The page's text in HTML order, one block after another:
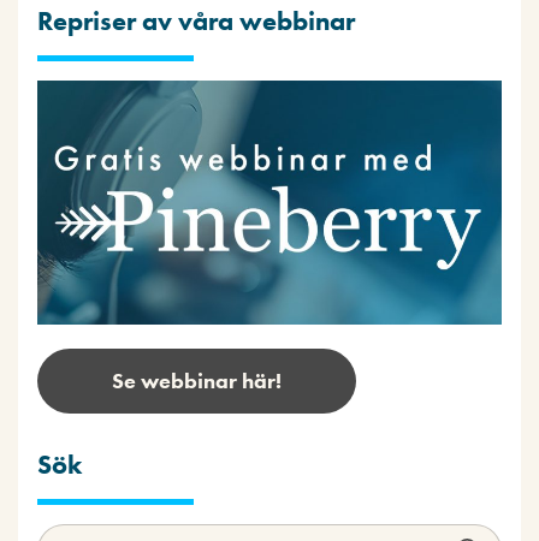
Repriser av våra webbinar
Se webbinar här!
Sök